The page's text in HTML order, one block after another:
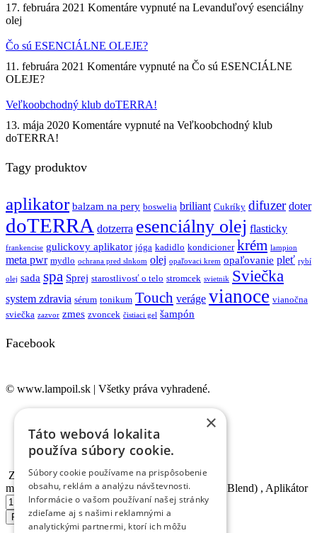
17. februára 2021 Komentáre vypnuté na Levanduľový esenciálny
olej
Čo sú ESENCIÁLNE OLEJE?
11. februára 2021 Komentáre vypnuté na Čo sú ESENCIÁLNE
OLEJE?
Veľkoobchodný klub doTERRA!
13. mája 2020 Komentáre vypnuté na Veľkoobchodný klub
doTERRA!
Tagy produktov
aplikator balzam na pery boswelia briliant Cukríky difuzer doter
doTERRA dotzerra esenciálny olej flasticky
frankencise gulickovy aplikator jóga kadidlo kondicioner krém lampion
meta pwr mydlo ochrana pred slnkom olej opaľovaci krem opaľovanie pleť rybí
olej sada spa Sprej starostlivosť o telo stromcek svietnik Sviečka
system zdravia sérum tonikum Touch veráge vianoce vianočna
sviečka zazvor zmes zvoncek čistiaci gel šampón
Facebook
© www.lampoil.sk | Všetky práva vyhradené.
Obchodné podmienky
Kontakt
Zmes proti napätiu PastTense (...
množstvo Zmes proti napätiu PastTense (Tension Blend) , Aplikátor
Pridať do košíka
×
Táto webová lokalita
používa súbory cookie.
Súbory cookie používame na prispôsobenie
obsahu, reklám a analýzu návštevnosti.
Informácie o vašom používaní našej stránky
zdieľame aj s našimi reklamnými a
analytickými partnermi, ktorí ich môžu